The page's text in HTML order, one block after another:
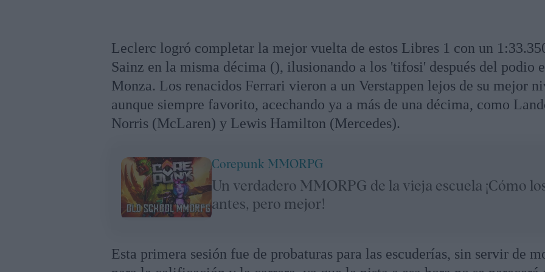
Leclerc logró completar la mejor vuelta de estos Libres 1 con un
Sainz en la misma décima (), ilusionando a los 'tifosi' después del podio
Monza. Los renacidos Ferrari vieron a un Verstappen lejos de su mejor
aunque siempre favorito, acechando ya a más de una décima, como
Norris (McLaren) y Lewis Hamilton (Mercedes).
Corepunk MMORPG
Un verdadero MMORPG de la vieja escuela ¡Cómo
antes, pero mejor!
Esta primera sesión fue de probaturas para las escuderías, sin servir de